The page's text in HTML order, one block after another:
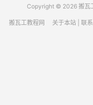
Copyright © 2026 搬瓦
搬瓦工教程网 关于本站| 联